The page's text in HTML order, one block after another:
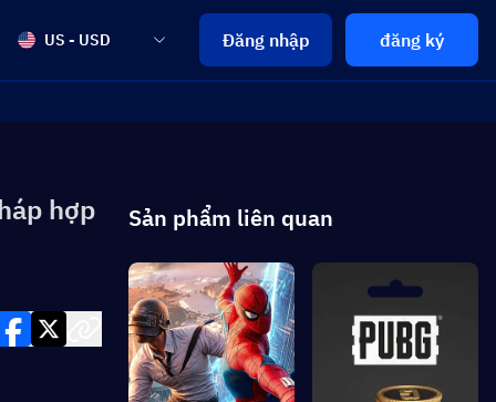
US - USD Đăng nhập đăng ký
hợp Sản phẩm liên quan